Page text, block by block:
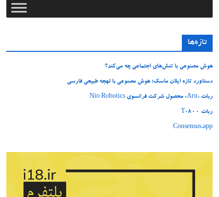
تازه‌ها
هوش مصنوعی با تنش‌های اجتماعی چه می‌کند؟
دستاورد تازه ایلان ماسک؛ هوش مصنوعی با لهجه طبیعی فارسی
ربات «Aru» محصول شرکت فرانسوی Nio Robotics
ربات T‑800
Consensus.app